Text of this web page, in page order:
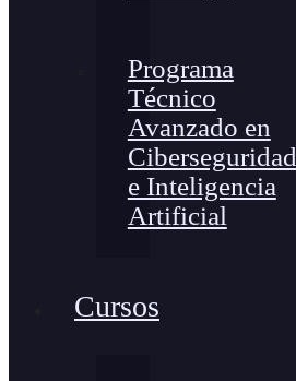
Programa
Técnico
Avanzado en
Ciberseguridad
e Inteligencia
Artificial
Cursos